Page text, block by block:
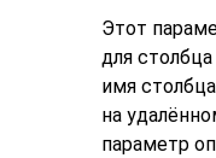
Этот
для
имя
на
параметр